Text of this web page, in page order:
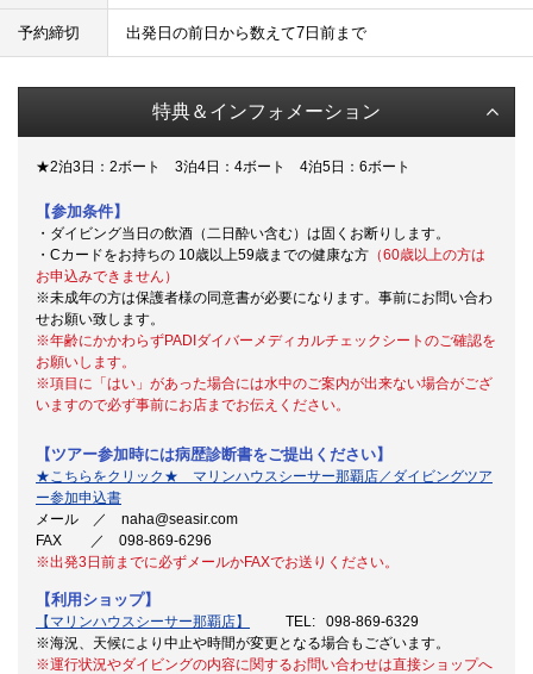
予約締切 出発日の前日から数えて7日前まで
特典＆インフォメーション
★2泊3日：2ボート 3泊4日：4ボート 4泊5日：6ボート
【参加条件】
・ダイビング当日の飲酒（二日酔い含む）は固くお断りします。
・Cカードをお持ちの 10歳以上59歳までの健康な方 （60歳以上の方は
お申込みできません）
※未成年の方は保護者様の同意書が必要になります。事前にお問い合わ
せお願い致します。
※年齢にかかわらずPADIダイバーメディカルチェックシートのご確認を
お願いします。
※項目に「はい」があった場合には水中のご案内が出来ない場合がござ
いますので必ず事前にお店までお伝えください。
【ツアー参加時には病歴診断書をご提出ください】
★こちらをクリック★ マリンハウスシーサー那覇店／ダイビングツア
ー参加申込書
メール ／ naha@seasir.com
FAX ／ 098-869-6296
※出発3日前までに必ずメールかFAXでお送りください。
【利用ショップ】
【マリンハウスシーサー那覇店】
TEL: 098-869-6329
※海況、天候により中止や時間が変更となる場合もございます。
※運行状況やダイビングの内容に関するお問い合わせは直接ショップへ